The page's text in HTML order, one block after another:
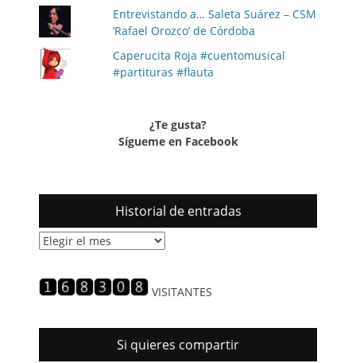
Entrevistando a… Saleta Suárez – CSM
‘Rafael Orozco’ de Córdoba
Caperucita Roja #cuentomusical
#partituras #flauta
¿Te gusta?
Sígueme en Facebook
Historial de entradas
Historial
VISITANTES
Si quieres compartir